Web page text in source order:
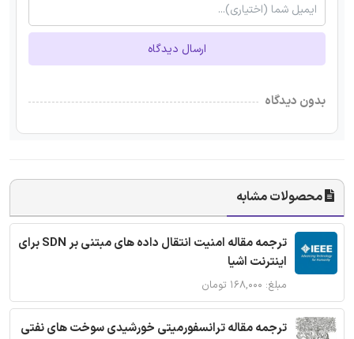
ارسال دیدگاه
بدون دیدگاه
محصولات مشابه
ترجمه مقاله امنیت انتقال داده های مبتنی بر SDN برای
اینترنت اشیا
مبلغ: ۱۶۸,۰۰۰ تومان
ترجمه مقاله ترانسفورمیتی خورشیدی سوخت های نفتی